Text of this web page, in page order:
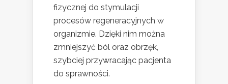
fizycznej do stymulacji
procesów regeneracyjnych w
organizmie. Dzięki nim można
zmniejszyć ból oraz obrzęk,
szybciej przywracając pacjenta
do sprawności.